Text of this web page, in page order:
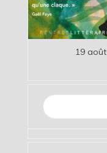
19 août